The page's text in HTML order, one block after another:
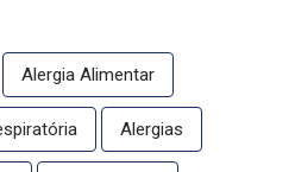
Alergia Alimentar
Alergias